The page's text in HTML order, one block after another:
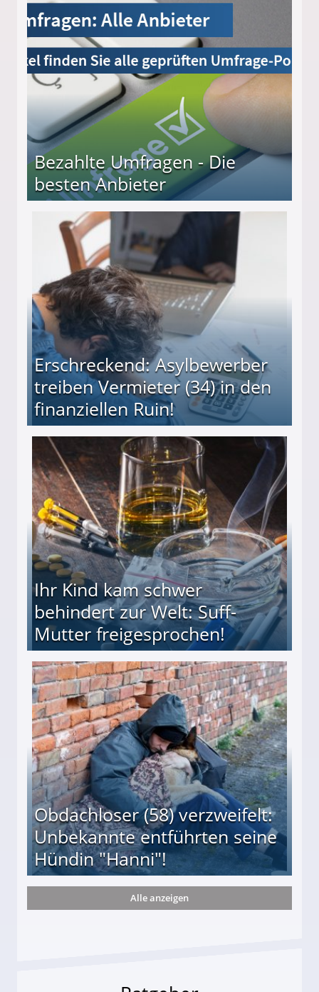
Bezahlte Umfragen - Die
besten Anbieter
Erschreckend: Asylbewerber
treiben Vermieter (34) in den
finanziellen Ruin!
(34) in den finanziellen Ruin!
Ihr Kind kam schwer
behindert zur Welt: Suff-
Mutter freigesprochen!
Mutter freigesprochen!
Obdachloser (58) verzweifelt:
Unbekannte entführten seine
Hündin "Hanni"!
entführten seine Hündin "Hanni"!
Alle anzeigen